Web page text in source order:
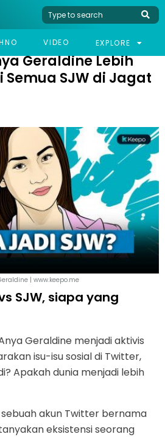
VIDEO EXPLORE
GERALDINE LEBIH ‘SPEAK UP’ DARI SEMUA SJW
Geraldine Lebih
Semua SJW di Jagat
| www.keepo.me
SJW, siapa yang
Geraldine menjadi aktivis
isu-isu sosial di Twitter,
Apakah dunia menjadi lebih
akun Twitter bernama
eksistensi seorang